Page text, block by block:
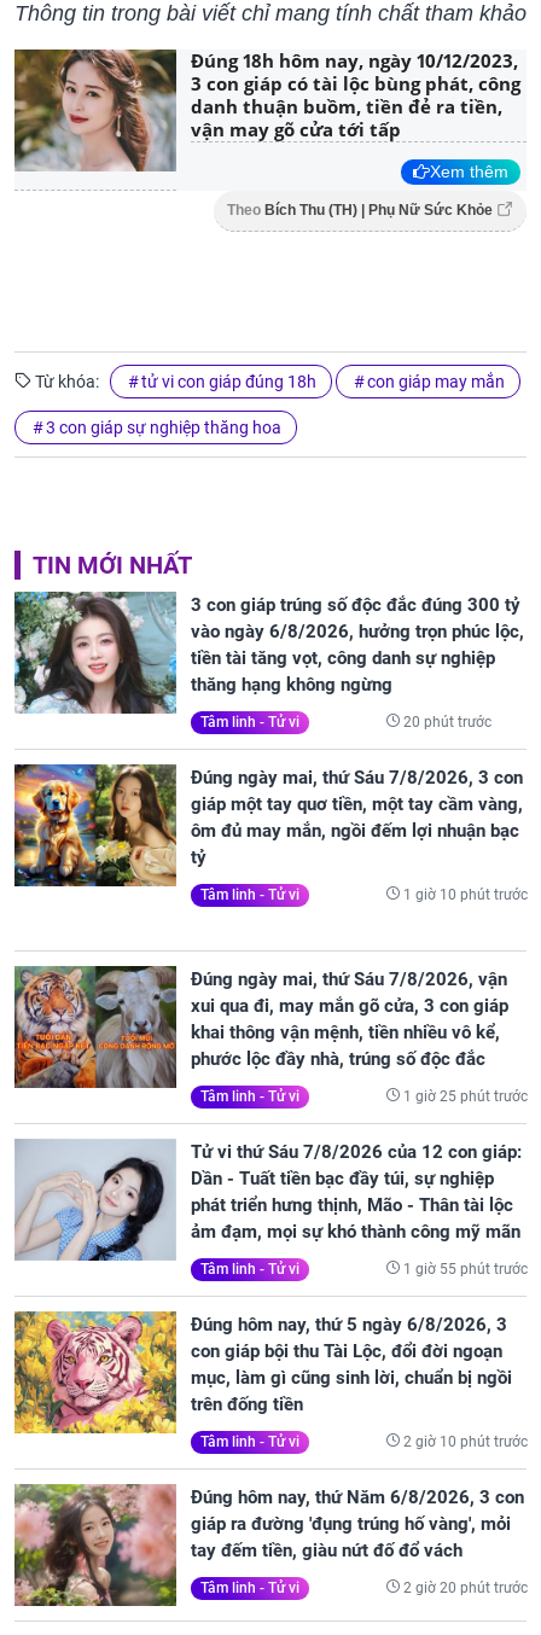
Thông tin trong bài viết chỉ mang tính chất tham khảo
Đúng 18h hôm nay, ngày 10/12/2023,
3 con giáp có tài lộc bùng phát, công
danh thuận buồm, tiền đẻ ra tiền,
vận may gõ cửa tới tấp
Xem thêm
Theo Bích Thu (TH) | Phụ Nữ Sức Khỏe
Từ khóa: tử vi con giáp đúng 18h con giáp may mắn
3 con giáp sự nghiệp thăng hoa
TIN MỚI NHẤT
3 con giáp trúng số độc đắc đúng 300 tỷ
vào ngày 6/8/2026, hưởng trọn phúc lộc,
tiền tài tăng vọt, công danh sự nghiệp
thăng hạng không ngừng
Tâm linh - Tử vi 20 phút trước
Đúng ngày mai, thứ Sáu 7/8/2026, 3 con
giáp một tay quơ tiền, một tay cầm vàng,
ôm đủ may mắn, ngồi đếm lợi nhuận bạc
tỷ
Tâm linh - Tử vi 1 giờ 10 phút trước
Đúng ngày mai, thứ Sáu 7/8/2026, vận
xui qua đi, may mắn gõ cửa, 3 con giáp
khai thông vận mệnh, tiền nhiều vô kể,
phước lộc đầy nhà, trúng số độc đắc
Tâm linh - Tử vi 1 giờ 25 phút trước
Tử vi thứ Sáu 7/8/2026 của 12 con giáp:
Dần - Tuất tiền bạc đầy túi, sự nghiệp
phát triển hưng thịnh, Mão - Thân tài lộc
ảm đạm, mọi sự khó thành công mỹ mãn
Tâm linh - Tử vi 1 giờ 55 phút trước
Đúng hôm nay, thứ 5 ngày 6/8/2026, 3
con giáp bội thu Tài Lộc, đổi đời ngoạn
mục, làm gì cũng sinh lời, chuẩn bị ngồi
trên đống tiền
Tâm linh - Tử vi 2 giờ 10 phút trước
Đúng hôm nay, thứ Năm 6/8/2026, 3 con
giáp ra đường 'đụng trúng hố vàng', mỏi
tay đếm tiền, giàu nứt đố đổ vách
Tâm linh - Tử vi 2 giờ 20 phút trước